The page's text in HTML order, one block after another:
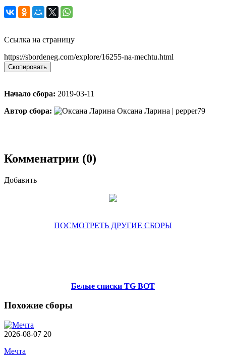
Ссылка на страницу
https://sbordeneg.com/explore/16255-na-mechtu.html
Скопировать
Начало сбора: 2019-03-11
Автор сбора:
Оксана Ларина | pepper79
Комменатрии (0)
Добавить
ПОСМОТРЕТЬ ДРУГИЕ СБОРЫ
Белые списки TG BOT
Похожие сборы
2026-08-07 20
Мечта